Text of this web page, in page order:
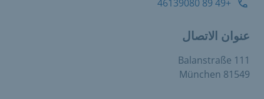
+49 89 46139080
عنوان الاتصال
Balanstraße 111
81549 München